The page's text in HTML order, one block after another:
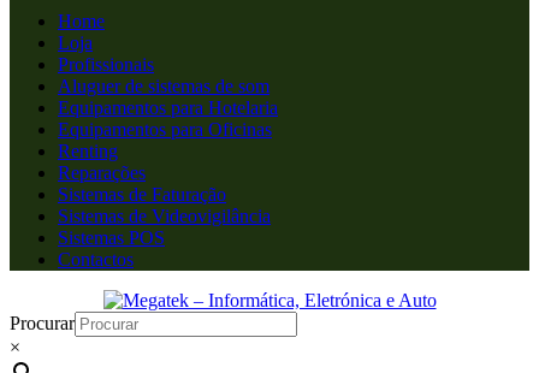
Home
Loja
Profissionais
Aluguer de sistemas de som
Equipamentos para Hotelaria
Equipamentos para Oficinas
Renting
Reparações
Sistemas de Faturação
Sistemas de Videovigilância
Sistemas POS
Contactos
Procurar
×